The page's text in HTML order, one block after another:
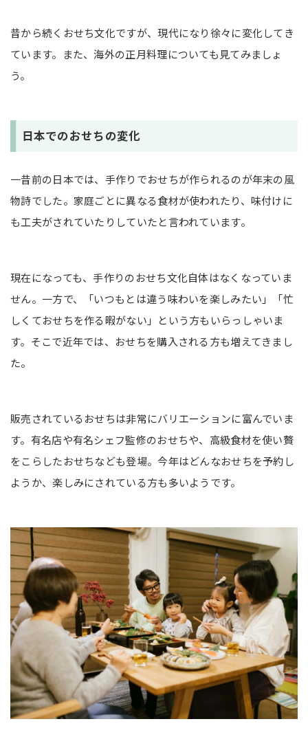
昔から続くおせち文化ですが、現代になり徐々に変化してき
ています。また、海外の正月料理についても見てみましょ
う。
日本でのおせちの変化
一昔前の日本では、手作りでおせちが作られるのが年末の風
物詩でした。家庭ごとに異なる食材が使われたり、味付けに
も工夫がされていたりしていたと言われています。
現在になっても、手作りのおせち文化自体はなくなっていま
せん。一方で、「いつもとは違う味わいを楽しみたい」「忙
しくておせちを作る暇がない」という方もいらっしゃいま
す。そこで近年では、おせちを購入される方も増えてきまし
た。
販売されているおせちは非常にバリエーションに富んでいま
す。有名店や有名シェフ監修のおせちや、高級食材を使い贅
をこらしたおせちなども登場。今年はどんなおせちを予約し
ようか、楽しみにされている方も多いようです。